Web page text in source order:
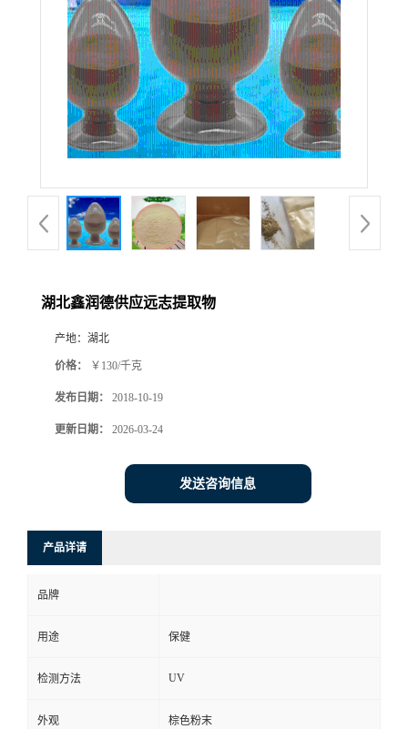
湖北鑫润德供应远志提取物
产地： 湖北
价格： ￥130/千克
发布日期： 2018-10-19
更新日期： 2026-03-24
发送咨询信息
产品详请
品牌
用途 保健
检测方法 UV
外观 棕色粉末